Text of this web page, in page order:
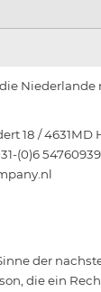
18 / 4631MD
(0)6
der
die ein